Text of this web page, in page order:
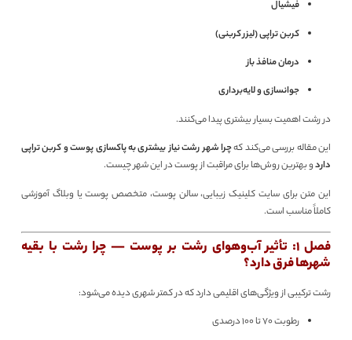
فیشیال
کربن تراپی (لیزر کربنی)
درمان منافذ باز
جوانسازی و لایه‌برداری
در رشت اهمیت بسیار بیشتری پیدا می‌کنند.
این مقاله بررسی می‌کند کهچرا شهر رشت نیاز بیشتری به پاکسازی پوست و کربن تراپی
داردو بهترین روش‌ها برای مراقبت از پوست در این شهر چیست.
این متن برای سایت کلینیک زیبایی، سالن پوست، متخصص پوست یا وبلاگ آموزشی
کاملاً مناسب است.
فصل 1: تأثیر آب‌وهوای رشت بر پوست — چرا رشت با بقیه
شهرها فرق دارد؟
رشت ترکیبی از ویژگی‌های اقلیمی دارد که در کمتر شهری دیده می‌شود:
رطوبت ۷۰ تا ۱۰۰ درصدی